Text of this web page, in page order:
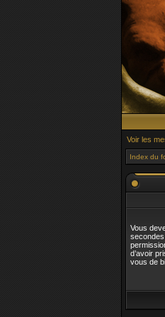
Voir les
Index du
Vous
secondes
d’avoir
vous de